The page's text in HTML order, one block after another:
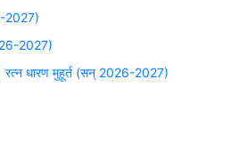
2027)
2027)
धारण मुहूर्त (सन् 2026-2027)